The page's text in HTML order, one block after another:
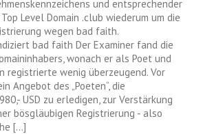
und entsprechender
Level Domain .club wiederum um die
wegen bad faith.
bad faith Der Examiner fand die
wonach er als Poet und
registrierte wenig überzeugend. Vor
Angebot des „Poeten“, die
USD zu erledigen, zur Verstärkung
bösgläubigen Registrierung - also
[...]